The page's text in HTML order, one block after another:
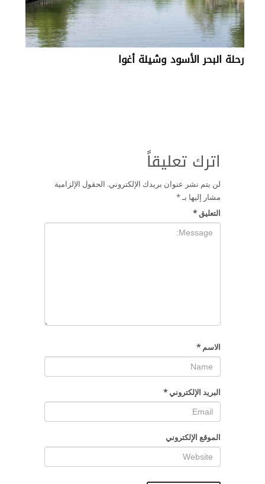
رحلة البحر الأسود وشيلة أغوا
اترك تعليقاً
لن يتم نشر عنوان بريدك الإلكتروني. الحقول الإلزامية
مشار إليها بـ*
التعليق*
الاسم *
البريد الإلكتروني *
الموقع الإلكتروني